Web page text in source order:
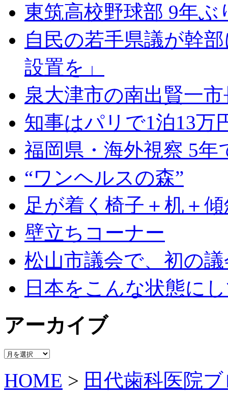
東筑高校野球部 9年
自民の若手県議が幹
設置を」
泉大津市の南出賢一
知事はパリで1泊13
福岡県・海外視察 5年
“ワンヘルスの森”
足が着く椅子＋机＋
壁立ちコーナー
松山市議会で、初の
日本をこんな状態に
アーカイブ
ア
カ
イ
HOME > 田代歯科医院